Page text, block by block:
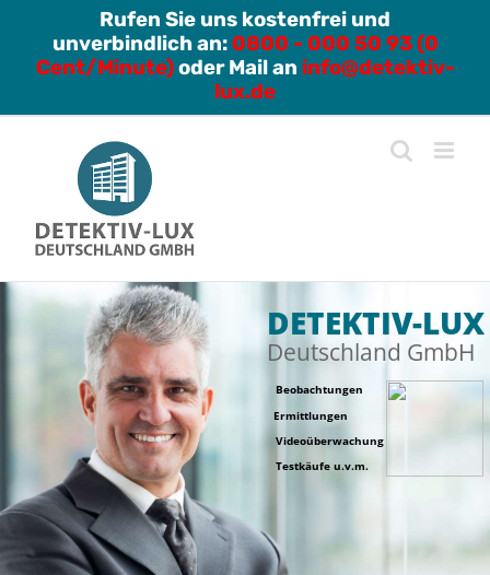
Rufen Sie uns kostenfrei und
unverbindlich an: 0800 - 000 50 93 (0
Cent/Minute)oder Mail an info@detektiv-
lux.de
DETEKTIV-LUX
Deutschland GmbH
Beobachtungen
Ermittlungen
Videoüberwachung
Testkäufe u.v.m.